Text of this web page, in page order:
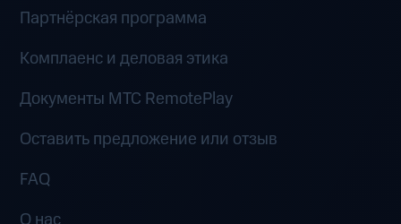
Партнёрская программа
Комплаенс и деловая этика
Документы MTC RemotePlay
Оставить предложение или отзыв
FAQ